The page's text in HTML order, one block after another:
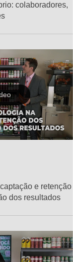
colaboradores,
e retenção
dos resultados